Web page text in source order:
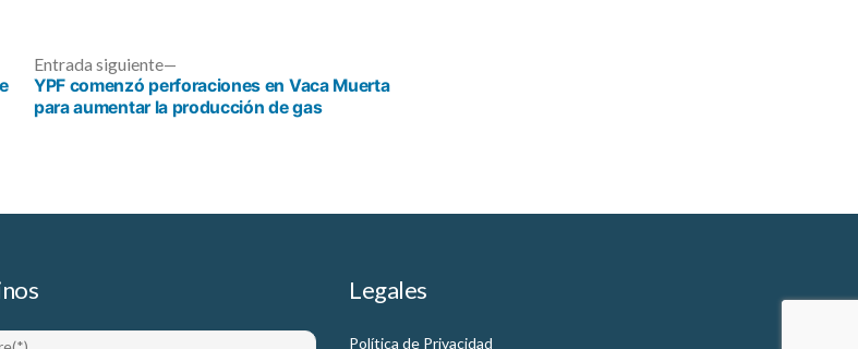
Entrada siguiente
siguiente:
YPF comenzó perforaciones en Vaca Muerta
para aumentar la producción de gas
Legales
Política de Privacidad